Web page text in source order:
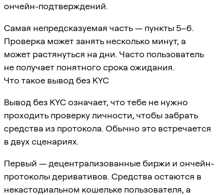
ончейн-подтверждений.
Самая непредсказуемая часть — пункты 5–6.
Проверка может занять несколько минут, а
может растянуться на дни. Часто пользователь
не получает понятного срока ожидания.
Что такое вывод без KYC
Вывод без KYC означает, что тебе не нужно
проходить проверку личности, чтобы забрать
средства из протокола. Обычно это встречается
в двух сценариях.
Первый — децентрализованные биржи и ончейн-
протоколы деривативов. Средства остаются в
некастодиальном кошельке пользователя, а